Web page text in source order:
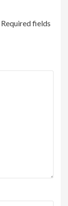
Required fields